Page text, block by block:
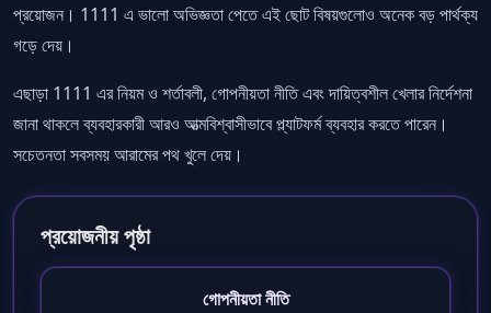
প্রয়োজন। 1111 এ ভালো অভিজ্ঞতা পেতে এই ছোট বিষয়গুলোও অনেক বড় পার্থক্য
গড়ে দেয়।
এছাড়া 1111 এর নিয়ম ও শর্তাবলী, গোপনীয়তা নীতি এবং দায়িত্বশীল খেলার নির্দেশনা
জানা থাকলে ব্যবহারকারী আরও আত্মবিশ্বাসীভাবে প্ল্যাটফর্ম ব্যবহার করতে পারেন।
সচেতনতা সবসময় আরামের পথ খুলে দেয়।
প্রয়োজনীয় পৃষ্ঠা
গোপনীয়তা নীতি